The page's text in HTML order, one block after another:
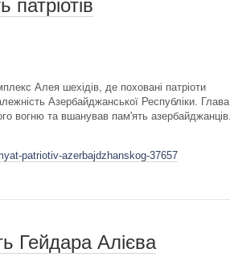
Алея шехідів, де поховані патріоти
Азербайджанської Республіки. Глава
вогню та вшанував пам'ять азербайджанців.
patriotiv-azerbajdzhanskog-37657
Гейдара Алієва